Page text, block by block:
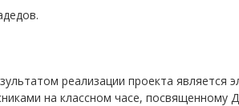
реализации проекта является
на классном часе, посвященному